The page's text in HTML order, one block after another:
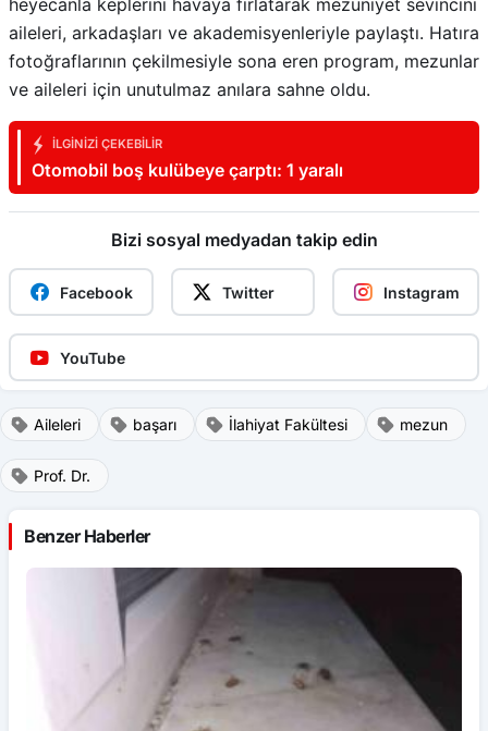
heyecanla keplerini havaya fırlatarak mezuniyet sevincini
aileleri, arkadaşları ve akademisyenleriyle paylaştı. Hatıra
fotoğraflarının çekilmesiyle sona eren program, mezunlar
ve aileleri için unutulmaz anılara sahne oldu.
İLGINIZI ÇEKEBILIR
Otomobil boş kulübeye çarptı: 1 yaralı
Bizi sosyal medyadan takip edin
Facebook Twitter Instagram
YouTube
Aileleri başarı İlahiyat Fakültesi mezun
Prof. Dr.
Benzer Haberler